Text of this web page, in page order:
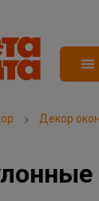
Декор окон